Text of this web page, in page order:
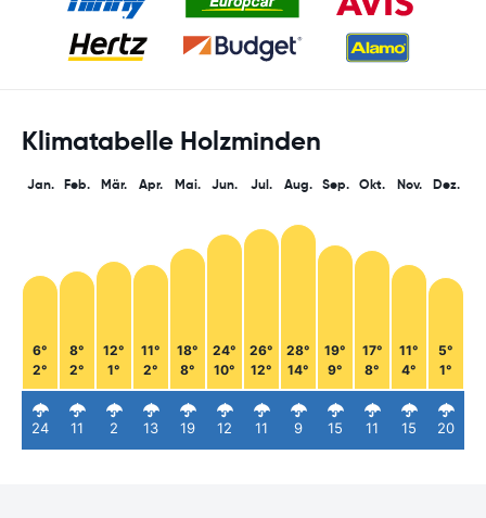
Klimatabelle Holzminden
Jan.
6°
2°
24
Feb.
8°
2°
11
Mär.
12°
1°
2
Apr.
11°
2°
13
Mai.
18°
8°
19
Jun.
24°
10°
12
Jul.
26°
12°
11
Aug.
28°
14°
9
Sep.
19°
9°
15
Okt.
17°
8°
11
Nov.
11°
4°
15
Dez.
5°
1°
20